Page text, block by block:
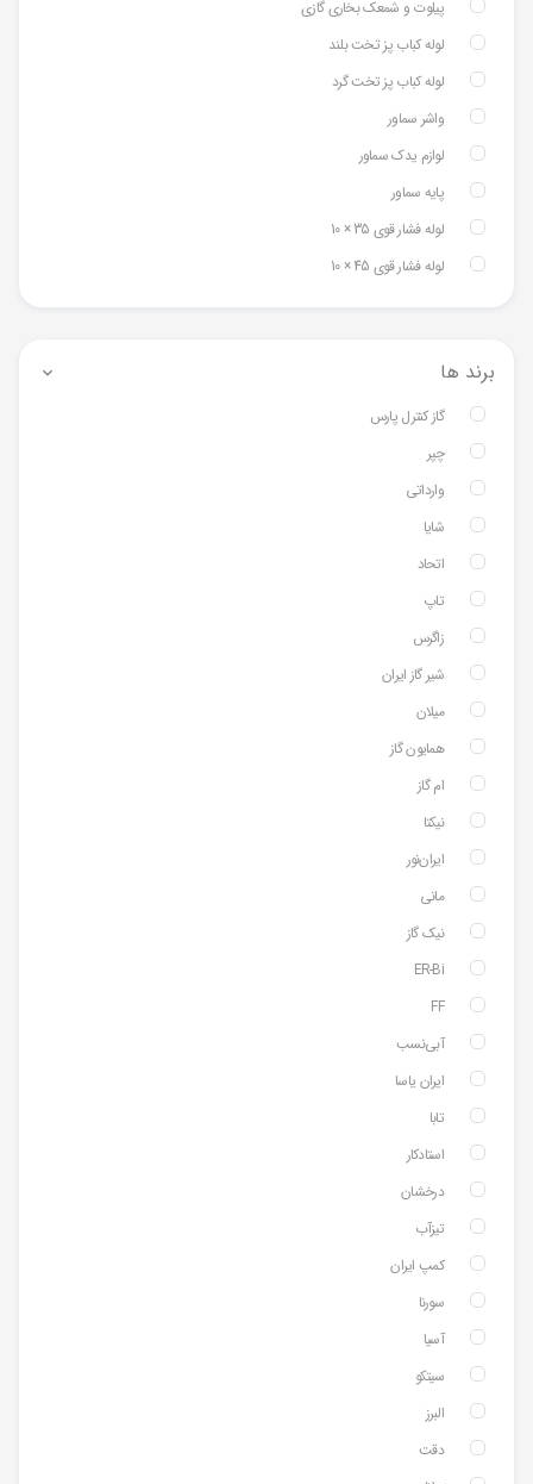
پیلوت و شمعک بخاری گازی
لوله کباب پز تخت بلند
لوله کباب پز تخت گرد
واشر سماور
لوازم یدک سماور
پایه سماور
لوله فشار قوی 35 × 10
لوله فشار قوی 45 × 10
برند ها
گاز کنترل پارس
چپر
وارداتی
شایا
اتحاد
تاپ
زاگرس
شیر گاز ایران
میلان
همایون گاز
ام گاز
نیکتا
ایران‌نور
مانی
نیک گاز
ER-Bi
FF
آبی‌نسب
ایران یاسا
تابا
استادکار
درخشان
تیزآب
کمپ ایران
سورنا
آسیا
سیتکو
البرز
دقت